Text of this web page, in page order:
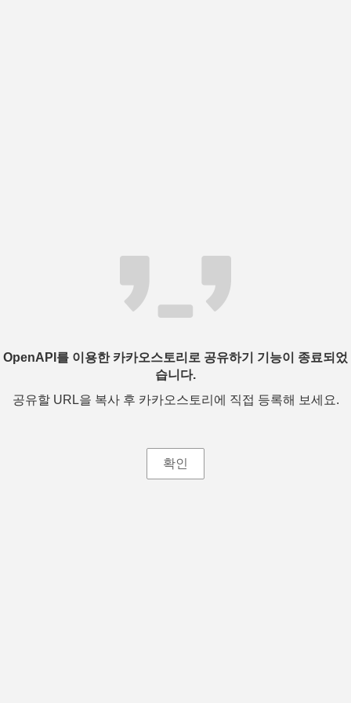
OpenAPI를 이용한 카카오스토리로 공유하기 기능이 종료되었
습니다.
공유할 URL을 복사 후 카카오스토리에 직접 등록해 보세요.
확인